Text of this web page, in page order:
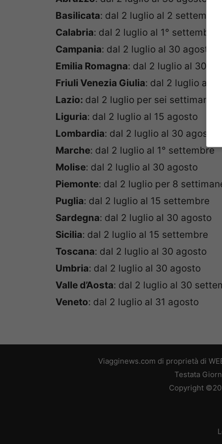
Basilicata: dal 2 luglio al 2 settembre
Calabria: dal 2 luglio al 1° settembre
Campania: dal 2 luglio al 30 agosto
Emilia Romagna: dal 2 luglio al 30
Friuli Venezia Giulia: dal 2 luglio al
Lazio: dal 2 luglio per sei settimane
Liguria: dal 2 luglio al 15 agosto
Lombardia: dal 2 luglio al 30 agosto
Marche: dal 2 luglio al 1° settembre
Molise: dal 2 luglio al 30 agosto
Piemonte: dal 2 luglio per 8
Puglia: dal 2 luglio al 15 settembre
Sardegna: dal 2 luglio al 30 agosto
Sicilia: dal 2 luglio al 15 settembre
Toscana: dal 2 luglio al 30 agosto
Umbria: dal 2 luglio al 30 agosto
Valle d’Aosta: dal 2 luglio al 30
Veneto: dal 2 luglio al 31 agosto
Viagginews.com di proprietà di
Testata
Copyright